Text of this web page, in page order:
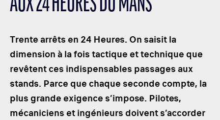
LES CATÉGORIES
HOSPITALITÉS
DÉVELOPPEMENT DURABLE
SEA BY DHL
PARTENAIRES
NEWSLETTER
AUX 24 HEURES DU MANS
Trente arrêts en 24 Heures. On saisit la
dimension à la fois tactique et technique que
revêtent ces indispensables passages aux
stands. Parce que chaque seconde compte, la
plus grande exigence s’impose. Pilotes,
mécaniciens et ingénieurs doivent s’accorder